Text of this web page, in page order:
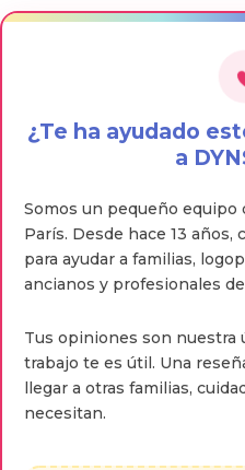
¿Te ha ayudado
a
Somos un pequeño equipo
París. Desde hace 13
para ayudar a familias,
ancianos y profesionales
Tus opiniones son nuestra
trabajo te es útil. Una
llegar a otras familias,
necesitan.